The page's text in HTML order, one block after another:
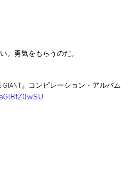
。勇気をもらうのだ。
GIANT』コンピレーション・アルバム